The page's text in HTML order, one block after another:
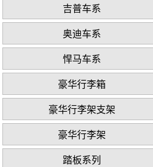
吉普车系
奥迪车系
悍马车系
豪华行李箱
豪华行李架支架
豪华行李架
踏板系列